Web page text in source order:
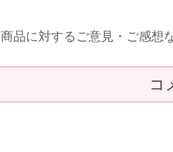
商品に対するご意見・ご感想
コ